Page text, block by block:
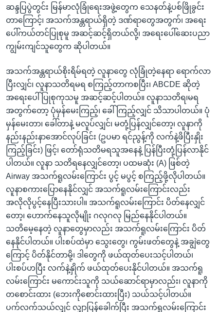
ဆန္ဒပြပွဲတွင်း မြန်မာလုံခြုံရေးအဖွဲ့တွေက သေနတ်နဲ့ပစ်ဖြိုခွင်း
တာကြောင့်၊ အသက်အန္တရာယ်ရှိတဲ့ ဒဏ်ရာတွေအတွက်၊ အရေး
ပေါ်ကယ်တင်ပြုစုမူ အဆင့်ဆင့်ရှိတယ်လို့၊ အရေးပေါ်ဆေးပညာ
ကျွမ်းကျင်သူတွေက ဆိုပါတယ်။
အသက်အန္တရာယ်စိုးရိမ်ရတဲ့ လူနာတွေ လုံခြုံတဲ့နေရာ ရောက်လာ
ပြီးလျှင်၊ လူနာသတိရမရ စကြည့်တာကစပြီး၊ ABCDE ဆိုတဲ့
အရေးပေါ်ပြုစုကုသမူ အဆင့်ဆင့်ပါတယ်။ လူနာသတိရ၊မရ
အတွက်တော့ ပုံမှန်မေးကြည့်၊ ခေါ်ကြည့်လျှင် သိသာပါတယ်။ ပုံ
မှန်မေးတာ၊ ခေါ်တာနဲ့ မလူပ်လျှင်၊ မတုံ့ပြန်လျှင်တော့၊ လူနာကို
နည်းနည်းနာအောင်လုပ်ခြင်း (ဥပမာ ရင်ညွန့်ကို လက်နဲ့ဖိပြီးနှိုး
ကြည့်ခြင်း) ဖြင့်၊ တော်ရုံသတိမရသူအနေနဲ့ ပြန်ပြီးတုံ့ပြန်လာနိုင်
ပါတယ်။ လူနာ သတိရနေလျှင်တော့၊ ပထမဆုံး (A) ဖြစ်တဲ့
Airway အသက်ရူလမ်းကြောင်း ပွင့် မပွင့် စကြည့်ဖို့လိုပါတယ်။
လူနာစကားပြောနေနိုင်လျှင် အသက်ရူလမ်းကြောင်းလည်း
အလိုလိုပွင့်နေပြီးသားပါ။ အသက်ရူလမ်းကြောင်း ပိတ်နေလျှင်
တော့၊ ဟောက်နေသူလိုမျိုး ဂလုဂလု မြည်နေနိုင်ပါတယ်။
သတိမေ့နေတဲ့ လူနာတွေမှာလည်း အသက်ရူလမ်းကြောင်း ပိတ်
နေနိုင်ပါတယ်။ ပါးစပ်ထဲမှာ သွေးတွေ၊ ကွမ်းဖတ်တွေနဲ့ အချွဲတွေ
ကြောင့် ပိတ်နိုင်တာမို့၊ ဒါတွေကို ဖယ်ထုတ်ပေးသင့်ပါတယ်၊
ပါးစပ်ဟပြီး လက်နဲ့နှိုက် ဖယ်ထုတ်ပေးနိုင်ပါတယ်။ အသက်ရူ
လမ်းကြောင်း မကောင်းသူကို သယ်ဆောင်ရာမှာလည်း၊ လူနာကို
တစောင်းထား (ဘေးကိုစောင်းထားပြီး) သယ်သင့်ပါတယ်။
ပက်လက်သယ်လျှင် လျှာပြန်ခေါက်ပြီး အသက်ရူလမ်းကြောင်း